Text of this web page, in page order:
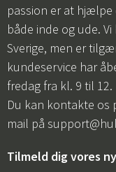
passion er at hjælpe
både inde og ude.
Sverige, men er
kundeservice har
fredag fra kl. 9 til 12.
Du kan kontakte os
mail på
Tilmeld dig vores